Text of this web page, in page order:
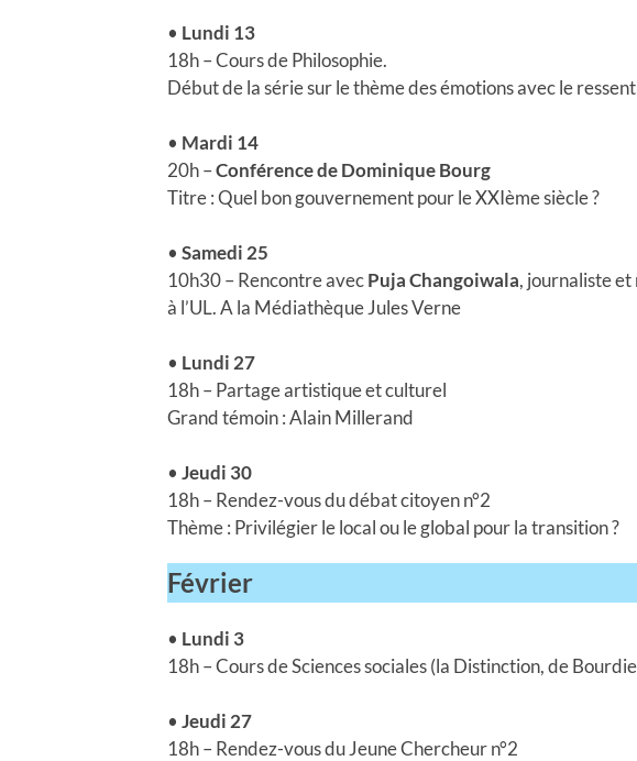
• Lundi 13
18h – Cours de Philosophie.
Début de la série sur le thème des émotions avec le
• Mardi 14
20h –Conférence de Dominique Bourg
Titre : Quel bon gouvernement pour le XXIème siècle ?
• Samedi 25
10h30 – Rencontre avecPuja Changoiwala, journaliste
à l’UL. A la Médiathèque Jules Verne
• Lundi 27
18h – Partage artistique et culturel
Grand témoin : Alain Millerand
• Jeudi 30
18h – Rendez-vous du débat citoyen n°2
Thème : Privilégier le local ou le global pour la transition ?
Février
• Lundi 3
18h – Cours de Sciences sociales (la Distinction, de
• Jeudi 27
18h – Rendez-vous du Jeune Chercheur n°2